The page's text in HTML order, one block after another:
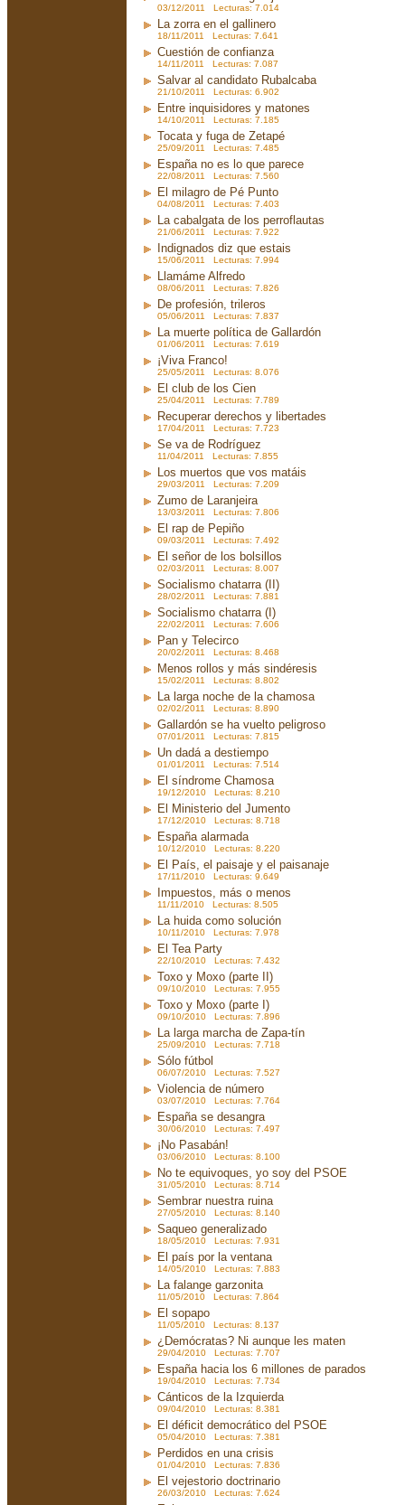
03/12/2011 Lecturas: 7.014
La zorra en el gallinero
18/11/2011 Lecturas: 7.641
Cuestión de confianza
14/11/2011 Lecturas: 7.087
Salvar al candidato Rubalcaba
21/10/2011 Lecturas: 6.902
Entre inquisidores y matones
14/10/2011 Lecturas: 7.185
Tocata y fuga de Zetapé
25/09/2011 Lecturas: 7.485
España no es lo que parece
22/08/2011 Lecturas: 7.560
El milagro de Pé Punto
04/08/2011 Lecturas: 7.403
La cabalgata de los perroflautas
21/06/2011 Lecturas: 7.922
Indignados diz que estais
15/06/2011 Lecturas: 7.994
Llamáme Alfredo
08/06/2011 Lecturas: 7.826
De profesión, trileros
05/06/2011 Lecturas: 7.837
La muerte política de Gallardón
01/06/2011 Lecturas: 7.619
¡Viva Franco!
25/05/2011 Lecturas: 8.076
El club de los Cien
25/04/2011 Lecturas: 7.789
Recuperar derechos y libertades
17/04/2011 Lecturas: 7.723
Se va de Rodríguez
11/04/2011 Lecturas: 7.855
Los muertos que vos matáis
29/03/2011 Lecturas: 7.209
Zumo de Laranjeira
13/03/2011 Lecturas: 7.806
El rap de Pepiño
09/03/2011 Lecturas: 7.492
El señor de los bolsillos
02/03/2011 Lecturas: 8.007
Socialismo chatarra (II)
28/02/2011 Lecturas: 7.881
Socialismo chatarra (I)
22/02/2011 Lecturas: 7.606
Pan y Telecirco
20/02/2011 Lecturas: 8.468
Menos rollos y más sindéresis
15/02/2011 Lecturas: 8.802
La larga noche de la chamosa
02/02/2011 Lecturas: 8.890
Gallardón se ha vuelto peligroso
07/01/2011 Lecturas: 7.815
Un dadá a destiempo
01/01/2011 Lecturas: 7.514
El síndrome Chamosa
19/12/2010 Lecturas: 8.210
El Ministerio del Jumento
17/12/2010 Lecturas: 8.718
España alarmada
10/12/2010 Lecturas: 8.220
El País, el paisaje y el paisanaje
17/11/2010 Lecturas: 9.649
Impuestos, más o menos
11/11/2010 Lecturas: 8.505
La huida como solución
10/11/2010 Lecturas: 7.978
El Tea Party
22/10/2010 Lecturas: 7.432
Toxo y Moxo (parte II)
09/10/2010 Lecturas: 7.955
Toxo y Moxo (parte I)
09/10/2010 Lecturas: 7.896
La larga marcha de Zapa-tín
25/09/2010 Lecturas: 7.718
Sólo fútbol
06/07/2010 Lecturas: 7.527
Violencia de número
03/07/2010 Lecturas: 7.764
España se desangra
30/06/2010 Lecturas: 7.497
¡No Pasabán!
03/06/2010 Lecturas: 8.100
No te equivoques, yo soy del PSOE
31/05/2010 Lecturas: 8.714
Sembrar nuestra ruina
27/05/2010 Lecturas: 8.140
Saqueo generalizado
18/05/2010 Lecturas: 7.931
El país por la ventana
14/05/2010 Lecturas: 7.883
La falange garzonita
11/05/2010 Lecturas: 7.864
El sopapo
11/05/2010 Lecturas: 8.137
¿Demócratas? Ni aunque les maten
29/04/2010 Lecturas: 7.707
España hacia los 6 millones de parados
19/04/2010 Lecturas: 7.734
Cánticos de la Izquierda
09/04/2010 Lecturas: 8.381
El déficit democrático del PSOE
05/04/2010 Lecturas: 7.381
Perdidos en una crisis
01/04/2010 Lecturas: 7.836
El vejestorio doctrinario
26/03/2010 Lecturas: 7.624